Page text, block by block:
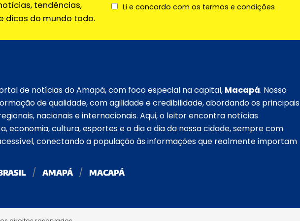
tendências,
dicas do mundo todo.
Li e concordo com os termos e condições
de notícias do Amapá, com foco especial na capital, Macapá. Nosso
de qualidade, com agilidade e credibilidade, abordando os principais
nacionais e internacionais. Aqui, o leitor encontra notícias
economia, cultura, esportes e o dia a dia da nossa cidade, sempre com
conectando a população às informações que realmente importam
AMAPÁ MACAPÁ